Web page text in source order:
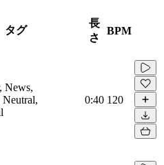
タグ
長
さ
BPM
News,
Neutral,
0:40 120